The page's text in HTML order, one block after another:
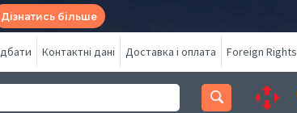
Дізнатись більше
Контактні дані Доставка і оплата Foreign Rights